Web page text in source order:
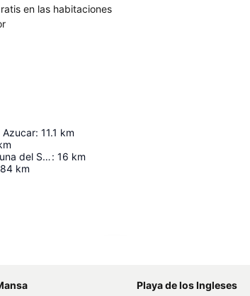
en las habitaciones
Azucar: 11.1 km
Aeropuerto Internacional Laguna del Sauce "Capitán de Corbeta Carlos Curbelo": 16 km
84 km
Playa de los Ingleses